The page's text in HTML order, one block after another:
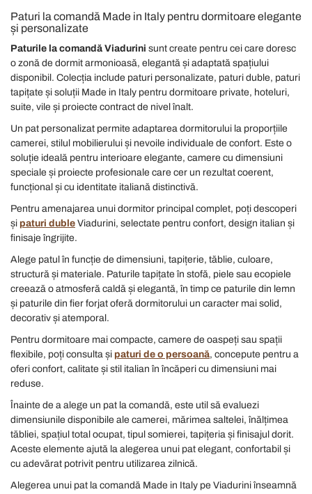
Paturi la comandă Made in Italy pentru dormitoare elegante
și personalizate
Paturile la comandă Viadurini sunt create pentru cei care doresc
o zonă de dormit armonioasă, elegantă și adaptată spațiului
disponibil. Colecția include paturi personalizate, paturi duble, paturi
tapițate și soluții Made in Italy pentru dormitoare private, hoteluri,
suite, vile și proiecte contract de nivel înalt.
Un pat personalizat permite adaptarea dormitorului la proporțiile
camerei, stilul mobilierului și nevoile individuale de confort. Este o
soluție ideală pentru interioare elegante, camere cu dimensiuni
speciale și proiecte profesionale care cer un rezultat coerent,
funcțional și cu identitate italiană distinctivă.
Pentru amenajarea unui dormitor principal complet, poți descoperi
și paturi duble Viadurini, selectate pentru confort, design italian și
finisaje îngrijite.
Alege patul în funcție de dimensiuni, tapițerie, tăblie, culoare,
structură și materiale. Paturile tapițate în stofă, piele sau ecopiele
creează o atmosferă caldă și elegantă, în timp ce paturile din lemn
și paturile din fier forjat oferă dormitorului un caracter mai solid,
decorativ și atemporal.
Pentru dormitoare mai compacte, camere de oaspeți sau spații
flexibile, poți consulta și paturi de o persoană, concepute pentru a
oferi confort, calitate și stil italian în încăperi cu dimensiuni mai
reduse.
Înainte de a alege un pat la comandă, este util să evaluezi
dimensiunile disponibile ale camerei, mărimea saltelei, înălțimea
tăbliei, spațiul total ocupat, tipul somierei, tapițeria și finisajul dorit.
Aceste elemente ajută la alegerea unui pat elegant, confortabil și
cu adevărat potrivit pentru utilizarea zilnică.
Alegerea unui pat la comandă Made in Italy pe Viadurini înseamnă